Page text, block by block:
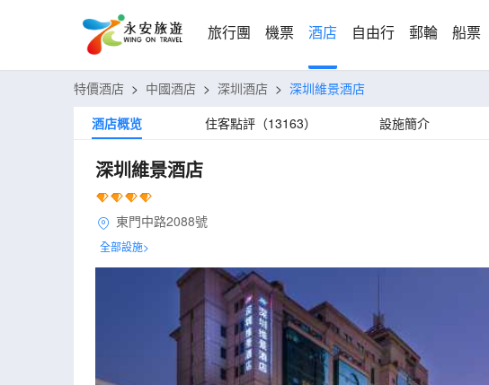
旅行團 機票 酒店 自由行 郵輪 船票
特價酒店 > 中國酒店 > 深圳酒店 > 深圳維景酒店
酒店概览
住客點評（13163） 設施簡介
深圳維景酒店
東門中路2088號
全部設施>